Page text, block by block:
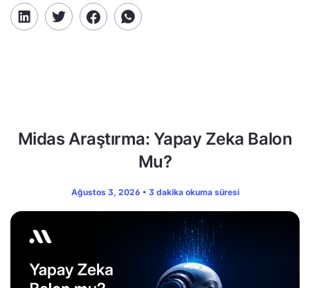
Midas Araştırma: Yapay Zeka Balon
Mu?
Ağustos 3, 2026 • 3 dakika okuma süresi